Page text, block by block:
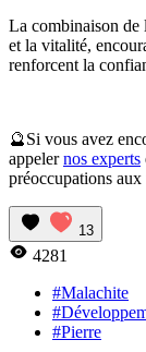
La combinaison de
et la vitalité,
renforcent la
🔮Si vous avez
appelernos experts
préoccupations
13
4281
#Malachite
#Pierre